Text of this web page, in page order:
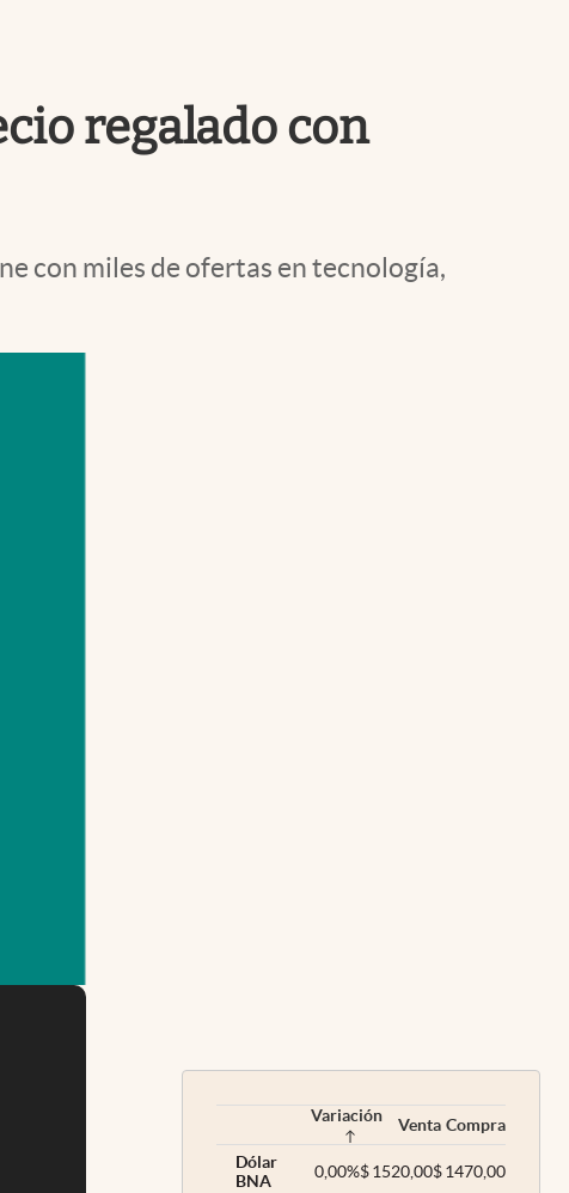
regalado con
con miles de ofertas en tecnología,
Variación Venta Compra
Dólar
BNA
0,00%$1520,00$1470,00